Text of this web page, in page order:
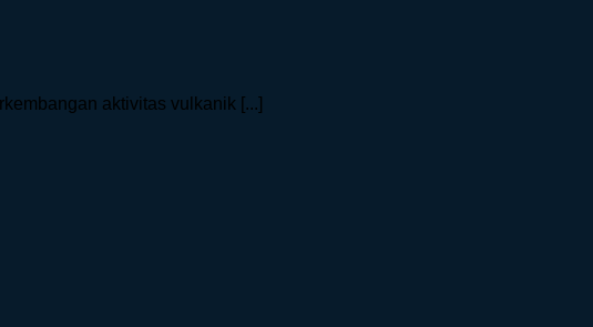
aktivitas vulkanik [...]